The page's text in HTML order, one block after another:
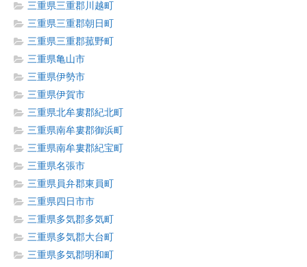
三重県三重郡川越町
三重県三重郡朝日町
三重県三重郡菰野町
三重県亀山市
三重県伊勢市
三重県伊賀市
三重県北牟婁郡紀北町
三重県南牟婁郡御浜町
三重県南牟婁郡紀宝町
三重県名張市
三重県員弁郡東員町
三重県四日市市
三重県多気郡多気町
三重県多気郡大台町
三重県多気郡明和町